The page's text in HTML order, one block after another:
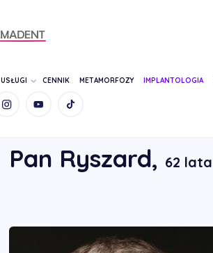
USŁUGI CENNIK METAMORFOZY IMPLANTOLOGIA
Pan Ryszard, 62 lata